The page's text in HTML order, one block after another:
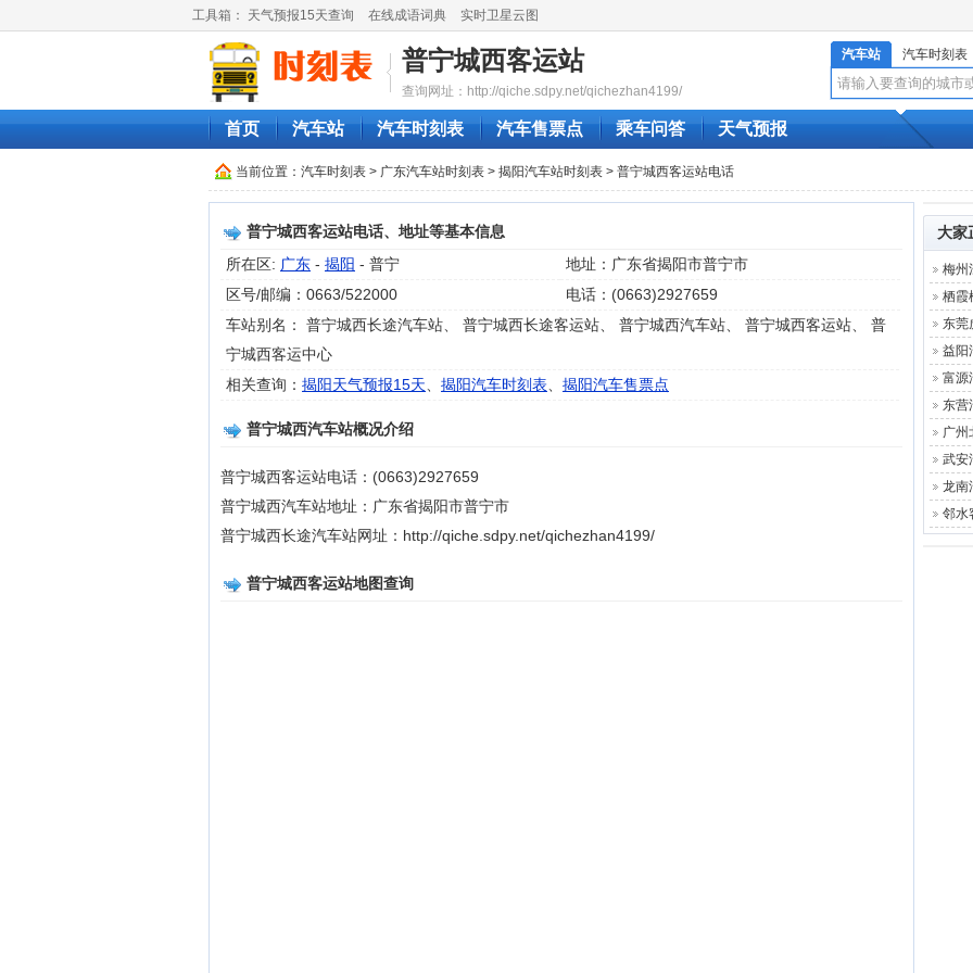
工具箱： 天气预报15天查询 在线成语词典 实时卫星云图
普宁城西客运站
查询网址：http://qiche.sdpy.net/qichezhan4199/
汽车站 汽车时刻表
首页 汽车站 汽车时刻表 汽车售票点 乘车问答 天气预报
当前位置： 汽车时刻表 > 广东汽车站时刻表 > 揭阳汽车站时刻表 > 普宁城西客运站电话
普宁城西客运站电话、地址等基本信息
所在区: 广东 - 揭阳 - 普宁
地址：广东省揭阳市普宁市
区号/邮编：0663/522000
电话：(0663)2927659
车站别名： 普宁城西长途汽车站、 普宁城西长途客运站、 普宁城西汽车站、 普宁城西客运站、 普
宁城西客运中心
相关查询： 揭阳天气预报15天 揭阳汽车时刻表 揭阳汽车售票点
普宁城西汽车站概况介绍
普宁城西客运站电话：(0663)2927659
普宁城西汽车站地址：广东省揭阳市普宁市
普宁城西长途汽车站网址：http://qiche.sdpy.net/qichezhan4199/
普宁城西客运站地图查询
大家
梅州
栖霞
东莞
益阳
富源
东营
广州
武安
龙南
邻水